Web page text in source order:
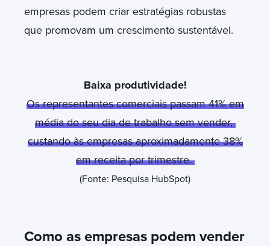
empresas podem criar estratégias robustas
que promovam um crescimento sustentável.
Baixa produtividade!
Os representantes comerciais passam 41% em
média do seu dia de trabalho sem vender,
custando às empresas aproximadamente 38%
em receita por trimestre.
(Fonte: Pesquisa HubSpot)
Como as empresas podem vender